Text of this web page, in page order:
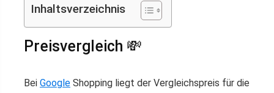
Inhaltsverzeichnis
Preisvergleich 💸
Bei Google Shopping liegt der Vergleichspreis für die